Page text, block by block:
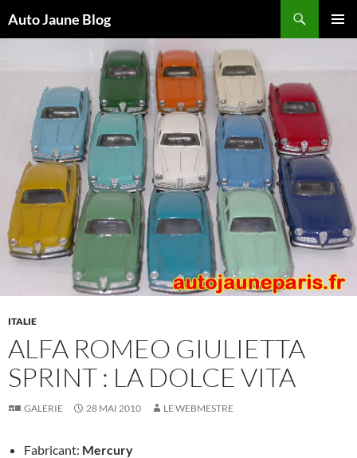
Auto Jaune Blog
ITALIE
ALFA ROMEO GIULIETTA
SPRINT : LA DOLCE VITA
GALERIE 28 MAI 2010 LE WEBMESTRE
Fabricant: Mercury